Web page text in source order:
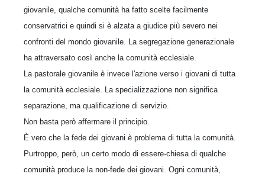
giovanile, qualche comunità ha fatto scelte facilmente
conservatrici e quindi si è alzata a giudice più severo nei
confronti del mondo giovanile. La segregazione generazionale
ha attraversato così anche la comunità ecclesiale.
La pastorale giovanile è invece l'azione verso i giovani di tutta
la comunità ecclesiale. La specializzazione non significa
separazione, ma qualificazione di servizio.
Non basta però affermare il principio.
È vero che la fede dei giovani è problema di tutta la comunità.
Purtroppo, però, un certo modo di essere-chiesa di qualche
comunità produce la non-fede dei giovani. Ogni comunità,